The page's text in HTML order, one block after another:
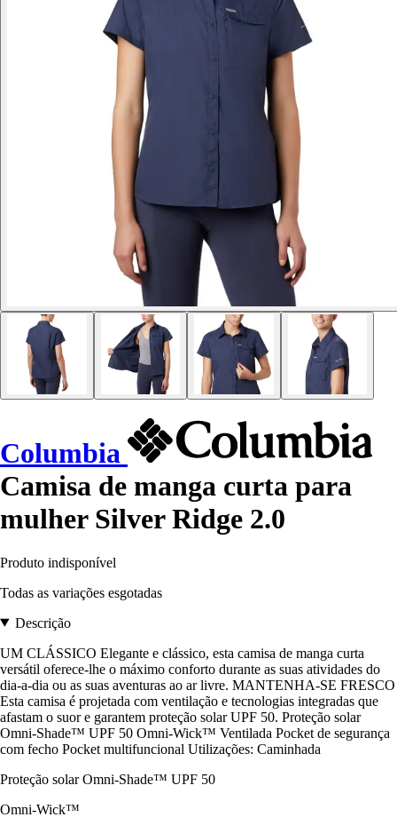
Columbia
Camisa de manga curta para
mulher Silver Ridge 2.0
Produto indisponível
Todas as variações esgotadas
Descrição
UM CLÁSSICO Elegante e clássico, esta camisa de manga curta
versátil oferece-lhe o máximo conforto durante as suas atividades do
dia-a-dia ou as suas aventuras ao ar livre. MANTENHA-SE FRESCO
Esta camisa é projetada com ventilação e tecnologias integradas que
afastam o suor e garantem proteção solar UPF 50. Proteção solar
Omni-Shade™ UPF 50 Omni-Wick™ Ventilada Pocket de segurança
com fecho Pocket multifuncional Utilizações: Caminhada
Proteção solar Omni-Shade™ UPF 50
Omni-Wick™